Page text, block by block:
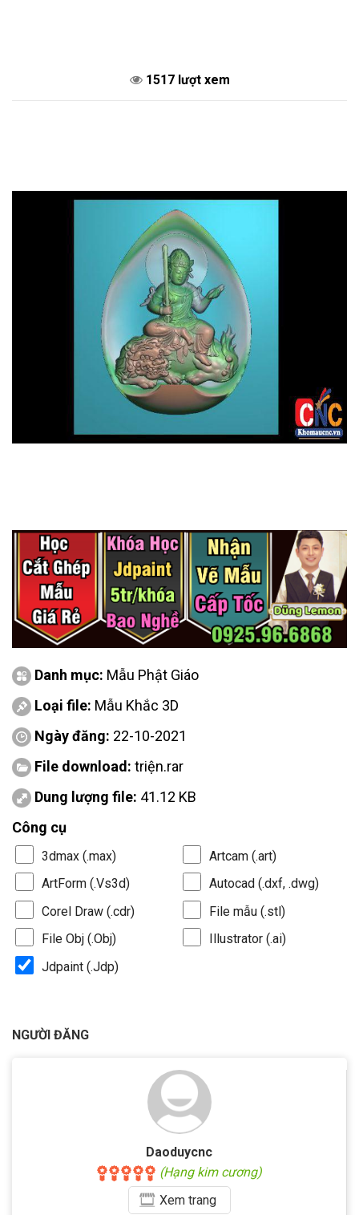
1517 lượt xem
Danh mục: Mẫu Phật Giáo
Loại file: Mẫu Khắc 3D
Ngày đăng: 22-10-2021
File download: triện.rar
Dung lượng file: 41.12 KB
Công cụ
3dmax (.max)
Artcam (.art)
ArtForm (.Vs3d)
Autocad (.dxf, .dwg)
Corel Draw (.cdr)
File mẫu (.stl)
File Obj (.Obj)
Illustrator (.ai)
Jdpaint (.Jdp)
NGƯỜI ĐĂNG
Daoduycnc
(Hạng kim cương)
Xemtrang